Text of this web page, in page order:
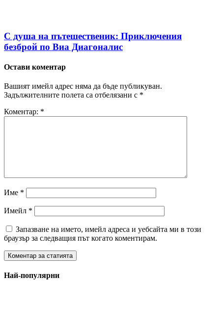
С душа на пътешественик: Приключения
безброй по Виа Диагоналис
Остави коментар
Вашият имейл адрес няма да бъде публикуван.
Задължителните полета са отбелязани с *
Коментар: *
Име *
Имейл *
Запазване на името, имейл адреса и уебсайта ми в този
браузър за следващия път когато коментирам.
Най-популярни